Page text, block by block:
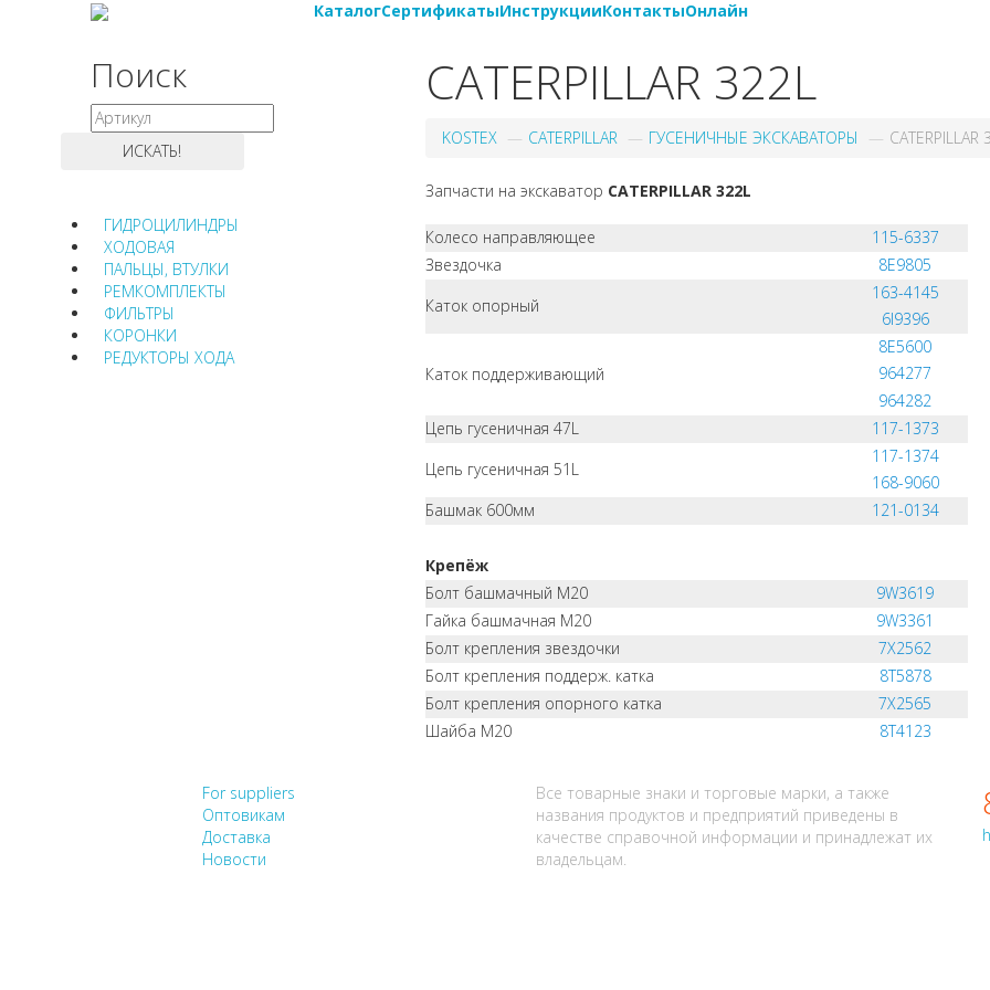
КаталогСертификатыИнструкцииКонтактыОнлайн
Поиск
ГИДРОЦИЛИНДРЫ
ХОДОВАЯ
ПАЛЬЦЫ, ВТУЛКИ
РЕМКОМПЛЕКТЫ
ФИЛЬТРЫ
КОРОНКИ
РЕДУКТОРЫ ХОДА
CATERPILLAR 322L
KOSTEX CATERPILLAR ГУСЕНИЧНЫЕ ЭКСКАВАТОРЫ CATERPILLAR
Запчасти на экскаватор CATERPILLAR 322L
Колесо направляющее
115-6337
Звездочка
8E9805
Каток опорный
163-4145
6I9396
Каток поддерживающий
8E5600
964277
964282
Цепь гусеничная 47L
117-1373
Цепь гусеничная 51L
117-1374
168-9060
Башмак 600мм
121-0134
Крепёж
Болт башмачный M20
9W3619
Гайка башмачная M20
9W3361
Болт крепления звездочки
7X2562
Болт крепления поддерж. катка
8T5878
Болт крепления опорного катка
7X2565
Шайба M20
8T4123
For suppliers
Оптовикам
Доставка
Новости
Все товарные знаки и торговые марки, а также
названия продуктов и предприятий приведены в
качестве справочной информации и принадлежат их
владельцам.